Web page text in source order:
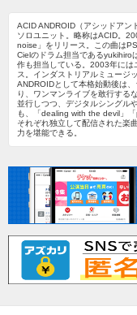
ACID ANDROID（アシッドアン
ソロユニット。略称はACID。
noise」をリリース。この曲は
Cielのドラム担当であるyukihiro
作も担当している。2003年に
ス。インダストリアルミュージ
ANDROIDとして本格始動後は
り、ワンマンライブを敢行する
並行しつつ、デジタルシングル
も、「dealing with the devil」
それぞれ独立して配信された楽
力を堪能できる。